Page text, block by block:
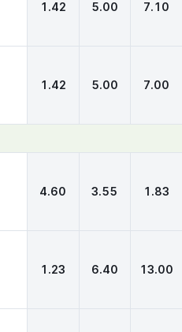
1.42 5.00 7.10
1.42 5.00 7.00
4.60 3.55 1.83
1.23 6.40 13.00